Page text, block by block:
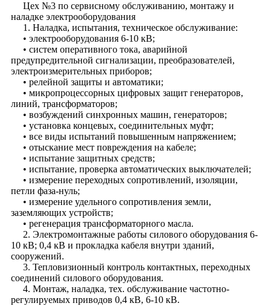
Цех №3 по сервисному обслуживанию, монтажу и
наладке электрооборудования
1. Наладка, испытания, техническое обслуживание:
• электрооборудования 6-10 кВ;
• систем оперативного тока, аварийной
предупредительной сигнализации, преобразователей,
электроизмерительных приборов;
• релейной защиты и автоматики;
• микропроцессорных цифровых защит генераторов,
линий, трансформаторов;
• возбуждений синхронных машин, генераторов;
• установка концевых, соединительных муфт;
• все виды испытаний повышенным напряжением;
• отыскание мест повреждения на кабеле;
• испытание защитных средств;
• испытание, проверка автоматических выключателей;
• измерение переходных сопротивлений, изоляции,
петли фаза-нуль;
• измерение удельного сопротивления земли,
заземляющих устройств;
• регенерация трансформаторного масла.
2. Электромонтажные работы силового оборудования 6-
10 кВ; 0,4 кВ и прокладка кабеля внутри зданий,
сооружений.
3. Тепловизионный контроль контактных, переходных
соединений силового оборудования.
4. Монтаж, наладка, тех. обслуживание частотно-
регулируемых приводов 0,4 кВ, 6-10 кВ.